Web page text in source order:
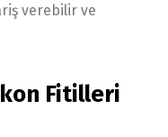
verebilir ve
Fitilleri